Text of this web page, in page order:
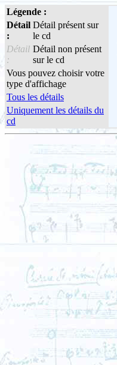
Légende :
Détail
:
Détail présent sur
le cd
Détail
:
Détail non présent
sur le cd
Vous pouvez choisir votre
type d'affichage
Tous les détails
Uniquement les détails du
cd